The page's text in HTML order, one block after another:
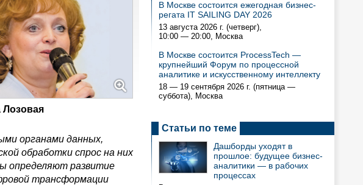
Лозовая
органами данных,
обработки спрос на них
определяют развитие
трансформации
В Москве состоится ежегодная бизнес-
регата IT SAILING DAY 2026
13 августа 2026 г. (четверг),
10:00 — 20:00, Москва
В Москве состоится ProcessTech —
крупнейший Форум по процессной
аналитике и искусственному интеллекту
18 — 19 сентября 2026 г. (пятница —
суббота), Москва
Статьи по теме
Дашборды уходят в
прошлое: будущее бизнес-
аналитики — в рабочих
процессах